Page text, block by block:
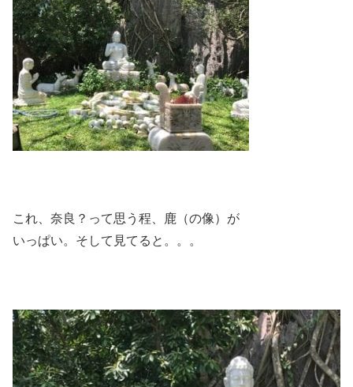
これ、奈良？って思う程、鹿（の像）が
いっぱい。そして見てると。。。